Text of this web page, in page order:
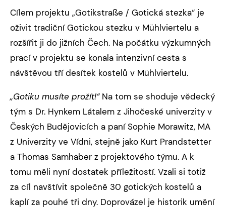
Cílem projektu „Gotikstraße / Gotická stezka“ je
oživit tradiční Gotickou stezku v Mühlviertelu a
rozšířit ji do jižních Čech. Na počátku výzkumných
prací v projektu se konala intenzivní cesta s
návštěvou tří desítek kostelů v Mühlviertelu.
„Gotiku musíte prožít!“Na tom se shoduje vědecký
tým s Dr. Hynkem Látalem z Jihočeské univerzity v
Českých Budějovicích a paní Sophie Morawitz, MA
z Univerzity ve Vídni, stejně jako Kurt Prandstetter
a Thomas Samhaber z projektového týmu. A k
tomu měli nyní dostatek příležitostí. Vzali si totiž
za cíl navštívit společně 30 gotických kostelů a
kaplí za pouhé tři dny. Doprovázel je historik umění